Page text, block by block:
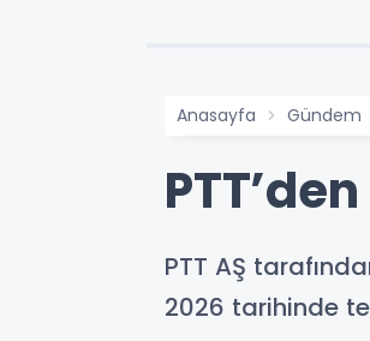
Anasayfa Gündem
PTT AŞ
2026 tarihinde